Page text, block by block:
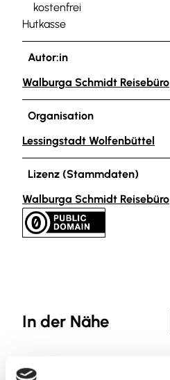
kostenfrei
Hutkasse
Autor:in
Walburga Schmidt Reisebüro
Organisation
Lessingstadt Wolfenbüttel
Lizenz (Stammdaten)
Walburga Schmidt Reisebüro
In der Nähe